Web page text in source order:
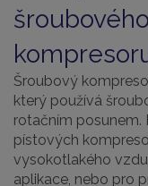
šroubového
Šroubový
který používá
rotačním posunem.
pístových
vysokotlakého
aplikace, nebo pro